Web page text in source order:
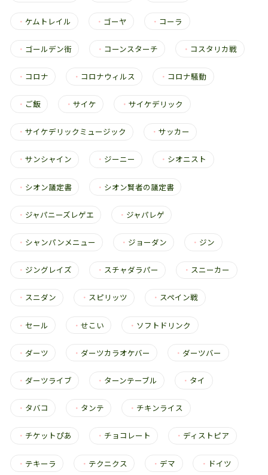
・ ケムトレイル ・ ゴーヤ ・ コーラ
・ ゴールデン街 ・ コーンスターチ ・ コスタリカ戦
・ コロナ ・ コロナウィルス ・ コロナ騒動
・ ご飯 ・サイケ ・サイケデリック
・ サイケデリックミュージック ・サッカー
・ サンシャイン ・ ジーニー ・ シオニスト
・ シオン議定書 ・ シオン賢者の議定書
・ ジャパニーズレゲエ ・ ジャパレゲ
・ シャンパンメニュー ・ ジョーダン ・ ジン
・ ジングレイズ ・ スチャダラパー ・ スニーカー
・ スニダン ・ スピリッツ ・ スペイン戦
・ セール ・せこい ・ ソフトドリンク
・ ダーツ ・ ダーツカラオケバー ・ ダーツバー
・ ダーツライブ ・ ターンテーブル ・ タイ
・ タバコ ・ タンテ ・ チキンライス
・ チケットぴあ ・ チョコレート ・ ディストピア
・ テキーラ ・ テクニクス ・ デマ ・ ドイツ